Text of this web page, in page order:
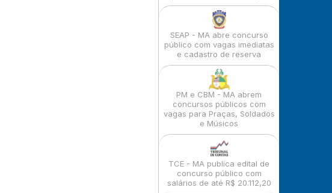
SEAP - MA abre concurso
público com vagas imediatas
e cadastro de reserva
PM e CBM - MA abrem
concursos públicos com
vagas para Praças, Soldados
e Músicos
TCE - MA publica edital de
concurso público com
salários de até R$ 20.112,20